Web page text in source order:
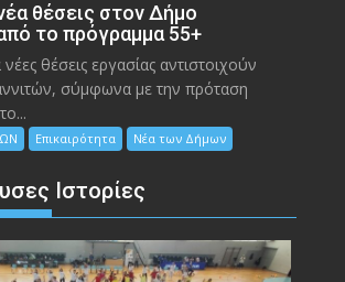
θέσεις στον Δήμο
το πρόγραμμα 55+
θέσεις εργασίας αντιστοιχούν
σύμφωνα με την πρόταση
Επικαιρότητα Νέα των Δήμων
Ιστορίες